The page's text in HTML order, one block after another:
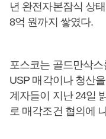
년 완전자본잠식 상
8억 원까지 쌓였다.
포스코는 골드만삭스
USP 매각이나 청산
계자들이 지난 24일
로 매각조건 협의에